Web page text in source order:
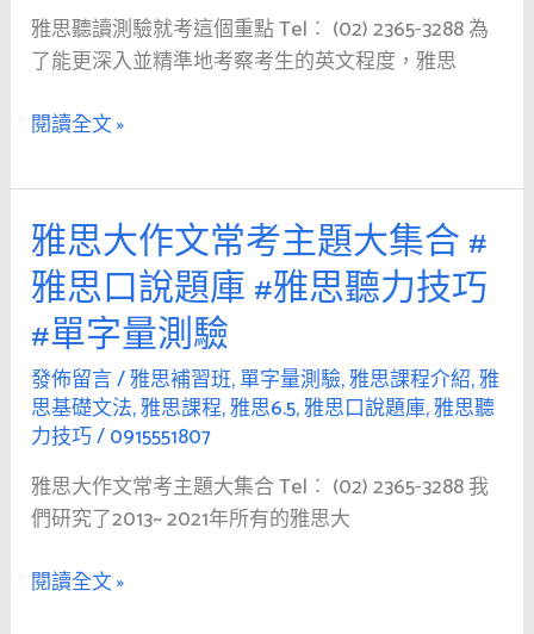
測
驗
測
驗
雅
習
班
雅思聽讀測驗就考這個重點 Tel︰ (02) 2365-3288 為
了能更深入並精準地考察考生的英文程度，雅思
就
考
這
個
重
雅
思
基
礎
文
法
#
思
口
題
閱讀全文 »
雅思大作文常考主題大集合 #
雅思口說題庫 #雅思聽力技巧
#單字量測驗
發佈留言/雅思補習班,單字量測驗,雅思課程介紹,雅
思基礎文法,雅思課程,雅思6.5,雅思口說題庫,雅思聽
力技巧/0915551807
雅思大作文常考主題大集合 Tel︰ (02) 2365-3288 我
們研究了2013~ 2021年所有的雅思大
雅
思
大
作
文
常
考
題
大
合
閱讀全文 »